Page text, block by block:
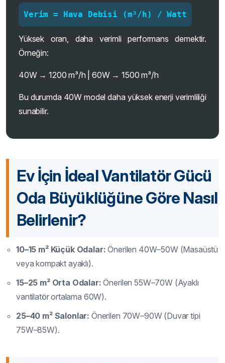
Verim = Hava Debisi (m³/h) / Watt
Yüksek oran, daha verimli performans demektir.
Örneğin:
40W → 1200 m³/h | 60W → 1500 m³/h
Bu durumda 40W model daha yüksek enerji verimliliği
sunabilir.
Ev İçin İdeal Vantilatör Gücü
Oda Büyüklüğüne Göre Nasıl
Belirlenir?
10–15 m² Küçük Odalar: Önerilen 40W–50W (Masaüstü
veya kompakt ayaklı).
15–25 m² Orta Odalar: Önerilen 55W–70W (Ayaklı
vantilatör ortalama 60W).
25–40 m² Salonlar: Önerilen 70W–90W (Duvar tipi
75W–85W).